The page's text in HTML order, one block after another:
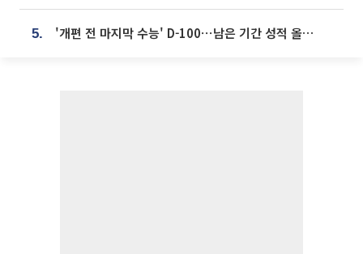
5. '개편 전 마지막 수능' D-100⋯남은 기간 성적 올릴 전략은